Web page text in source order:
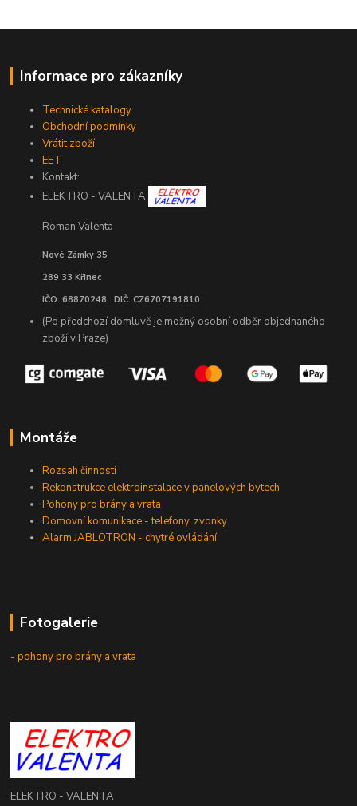
Informace pro zákazníky
Technické katalogy
Obchodní podmínky
Vrátit zboží
EET
Kontakt:
ELEKTRO - VALENTA
Roman Valenta
Nové Zámky 35
289 33 Křinec
IČO: 68870248 DIČ: CZ6707191810
(Po předchozí domluvě je možný osobní odběr objednaného
zboží v Praze)
Montáže
Rozsah činnosti
Rekonstrukce elektroinstalace v panelových bytech
Pohony pro brány a vrata
Domovní komunikace - telefony, zvonky
Alarm JABLOTRON - chytré ovládání
Fotogalerie
- pohony pro brány a vrata
ELEKTRO - VALENTA